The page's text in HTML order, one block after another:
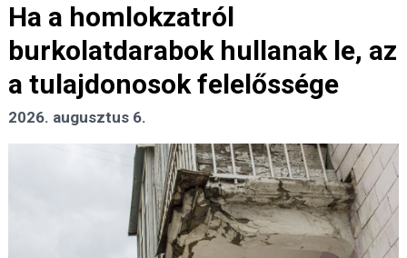
Ha a homlokzatról
burkolatdarabok hullanak le, az
a tulajdonosok felelőssége
2026. augusztus 6.